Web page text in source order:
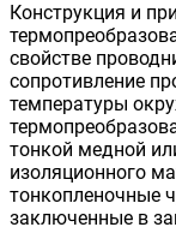
Конструкция и
свойстве
сопротивление
температуры
тонкой медной
изоляционного
тонкопленочные
заключенные в